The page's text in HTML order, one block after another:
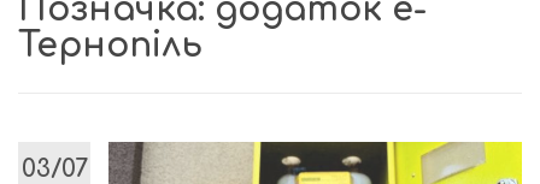
Позначка: додаток е-
Тернопіль
03/07